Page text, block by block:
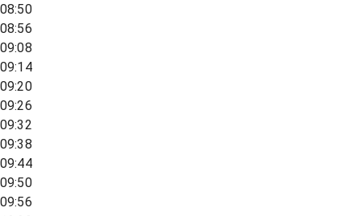
08:50
08:56
09:08
09:14
09:20
09:26
09:32
09:38
09:44
09:50
09:56